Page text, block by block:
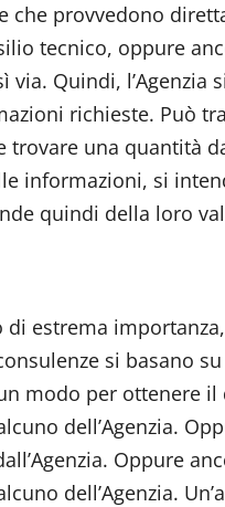
che provvedono
tecnico, oppure
via. Quindi,
richieste. Può
trovare una quantità
informazioni, si
quindi della loro
di estrema
si basano
modo per ottenere
dell’Agenzia.
Oppure
dell’Agenzia.